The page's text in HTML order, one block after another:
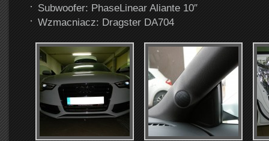
Subwoofer: PhaseLinear Aliante 10″
Wzmacniacz: Dragster DA704